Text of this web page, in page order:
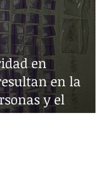
en
en la
y el